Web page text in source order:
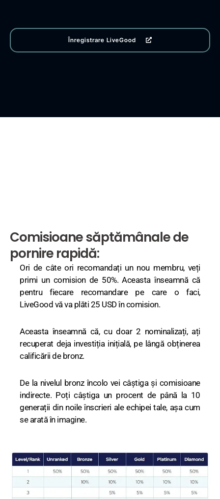
Înregistrare LiveGood
Comisioane săptămânale de
pornire rapidă:
Ori de câte ori recomandați un nou membru, veți
primi un comision de 50%. Aceasta înseamnă că
pentru fiecare recomandare pe care o faci,
LiveGood vă va plăti 25 USD în comision.
Aceasta înseamnă că, cu doar 2 nominalizați, ați
recuperat deja investiția inițială, pe lângă obținerea
calificării de bronz.
De la nivelul bronz încolo vei câștiga și comisioane
indirecte. Poți câștiga un procent de până la 10
generații din noile înscrieri ale echipei tale, așa cum
se arată în imagine.